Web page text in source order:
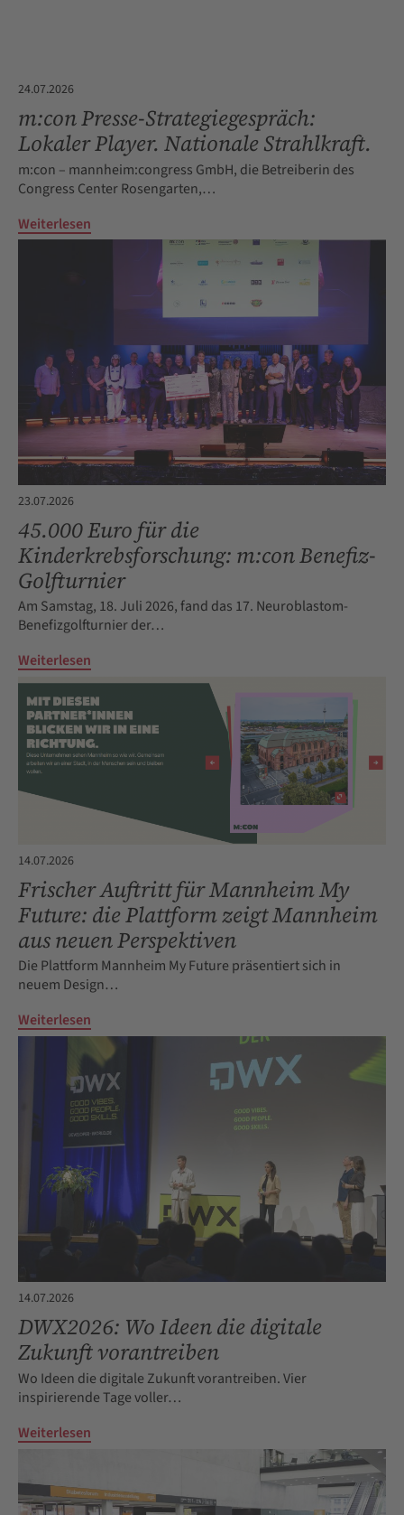
24.07.2026
m:con Presse-Strategiegespräch:
Lokaler Player. Nationale Strahlkraft.
m:con – mannheim:congress GmbH, die Betreiberin des
Congress Center Rosengarten,…
Weiterlesen
23.07.2026
45.000 Euro für die
Kinderkrebsforschung: m:con Benefiz-
Golfturnier
Am Samstag, 18. Juli 2026, fand das 17. Neuroblastom-
Benefizgolfturnier der…
Weiterlesen
14.07.2026
Frischer Auftritt für Mannheim My
Future: die Plattform zeigt Mannheim
aus neuen Perspektiven
Die Plattform Mannheim My Future präsentiert sich in
neuem Design…
Weiterlesen
14.07.2026
DWX2026: Wo Ideen die digitale
Zukunft vorantreiben
Wo Ideen die digitale Zukunft vorantreiben. Vier
inspirierende Tage voller…
Weiterlesen